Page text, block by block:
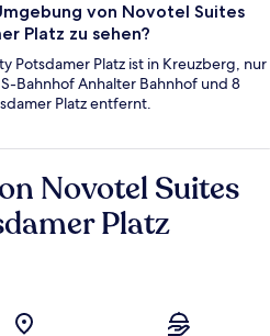
von Novotel Suites
Platz zu sehen?
Potsdamer Platz ist in Kreuzberg, nur
Bahnhof Anhalter Bahnhof und 8
Platz entfernt.
Novotel Suites
Platz